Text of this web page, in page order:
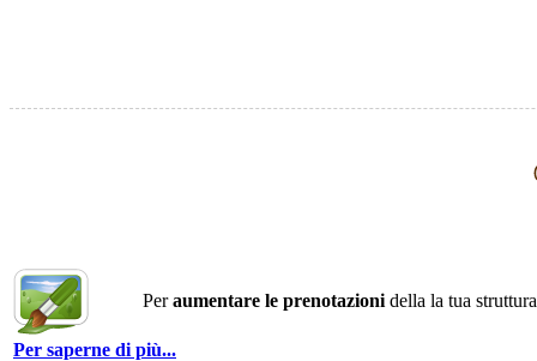
Peraumentare le prenotazioni della la tua
Per saperne di più...